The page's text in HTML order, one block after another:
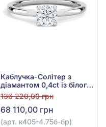
Каблучка-Солітер з
діамантом 0,4ct із білого
золота 585°, арт. к405-
4.75б-бр
136 220,00 грн
68 110,00 грн
(арт. к405-4.75б-бр)